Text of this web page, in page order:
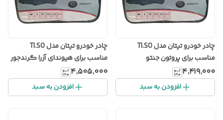
چادر خودرو تیتان مدل TI.SO
مناسب برای پروتون جنتو
۴٬۴۱۹٬۰۰۰
افزودن به سبد
چادر خودرو تیتان مدل TI.SO
مناسب برای هیوندای آزرا گرندجور
۴٬۵۰۵٬۰۰۰
افزودن به سبد